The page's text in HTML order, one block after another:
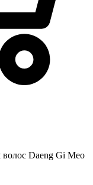
Daeng Gi Meo